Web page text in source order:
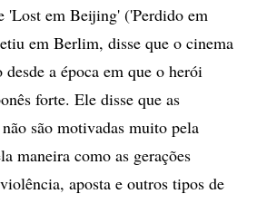
'Lost em Beijing' ('Perdido em
em Berlim, disse que o cinema
a época em que o herói
forte. Ele disse que as
são motivadas muito pela
maneira como as gerações
aposta e outros tipos de